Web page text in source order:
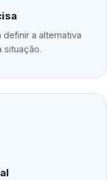
a alternativa
situação.